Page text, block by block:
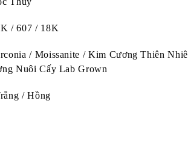
/ 607 / 18K
/ Moissanite / Kim Cương Thiên
Nuôi Cấy Lab Grown
/ Hồng